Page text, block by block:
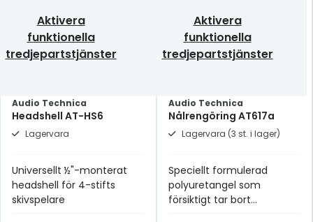
Aktivera
funktionella
tredjepartstjänster
Audio Technica
Headshell AT-HS6
Lagervara
Universellt ½"-monterat
headshell för 4-stifts
skivspelare
Aktivera
funktionella
tredjepartstjänster
Audio Technica
Nålrengöring AT617a
Lagervara (3 st. i lager)
Speciellt formulerad
polyuretangel som
försiktigt tar bort